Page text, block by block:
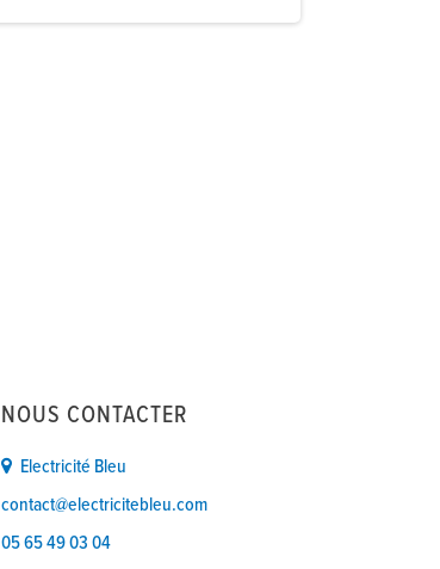
NOUS CONTACTER
Electricité Bleu
contact@electricitebleu.com
05 65 49 03 04